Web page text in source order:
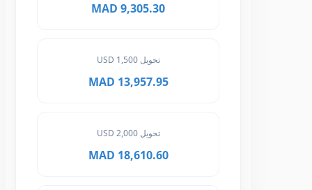
9,305.30 MAD
تحويل 1,500 USD
13,957.95 MAD
تحويل 2,000 USD
18,610.60 MAD